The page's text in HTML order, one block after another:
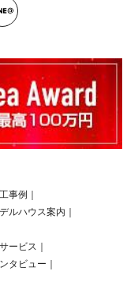
事例
ルハウス案内
ービス
タビュー